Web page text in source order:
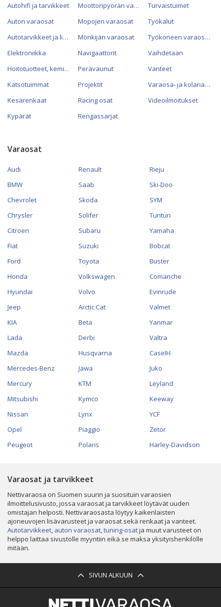
Autohifi ja tarvikkeet
Auton varaosat
Autotarvikkeet ja lisävarusteet
Elektroniikka
Hoitotuotteet, kemikaalit ja öljyt
Katsotuimmat
Kesärenkaat
Kypärät
Moottoripyörän varaosat
Mopojen varaosat
Mönkijän varaosat
Navigaattorit
Perävaunut
Projektit
Racing osat
Rengassarjat
Turvaistuimet
Työkalut
Työkoneen varaosat
Vaihdetaan
Vanteet
Varaosa- ja kolariautot
Videoilmoitukset
Varaosat
Audi
BMW
Chevrolet
Chrysler
Citroen
Fiat
Ford
Honda
Hyundai
Jeep
KIA
Lada
Mazda
Mercedes-Benz
Mercury
Mitsubishi
Nissan
Opel
Peugeot
Renault
Saab
Skoda
Solifer
Subaru
Suzuki
Toyota
Volkswagen
Volvo
Arctic Cat
Beta
Derbi
Husqvarna
Jawa
KTM
Kymco
Lynx
Piaggio
Polaris
Rieju
Ski-Doo
SYM
Tunturi
Yamaha
Bobcat
Buster
Comanche
Evinrude
Valmet
Yanmar
Valtra
CaseIH
Juko
Leyland
Keeway
YCF
Zetor
Harley-Davidson
Varaosat ja tarvikkeet
Nettivaraosa on Suomen suurin ja suosituin varaosien
ilmoittelusivusto, jossa varaosat ja tarvikkeet löytävät uuden
omistajan helposti. Nettivaraosasta löytyy kaikenlaisten
ajoneuvojen lisävarusteet ja varaosat sekä renkaat ja vanteet.
Autotarvikkeet, auton varaosat,tuning-osatja muut varusteet on
helppo laittaa sivustolle myyntiin eikä se maksa yksityishenkilölle
mitään.
SIVUN ALKUUN